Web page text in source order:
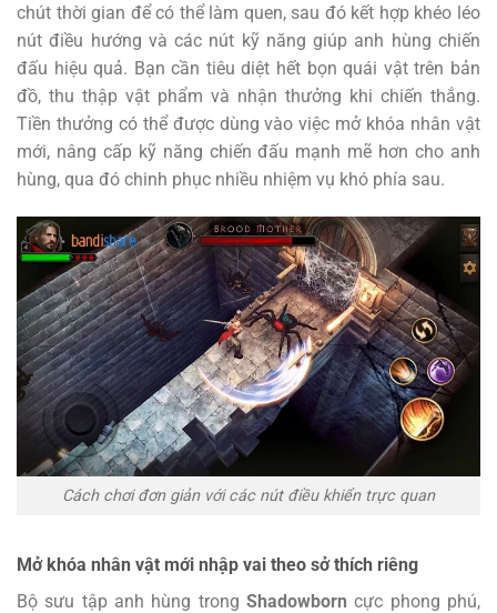
chút thời gian để có thể làm quen, sau đó kết hợp khéo léo
nút điều hướng và các nút kỹ năng giúp anh hùng chiến
đấu hiệu quả. Bạn cần tiêu diệt hết bọn quái vật trên bản
đồ, thu thập vật phẩm và nhận thưởng khi chiến thắng.
Tiền thưởng có thể được dùng vào việc mở khóa nhân vật
mới, nâng cấp kỹ năng chiến đấu mạnh mẽ hơn cho anh
hùng, qua đó chinh phục nhiều nhiệm vụ khó phía sau.
Cách chơi đơn giản với các nút điều khiển trực quan
Mở khóa nhân vật mới nhập vai theo sở thích riêng
Bộ sưu tập anh hùng trong Shadowborn cực phong phú,